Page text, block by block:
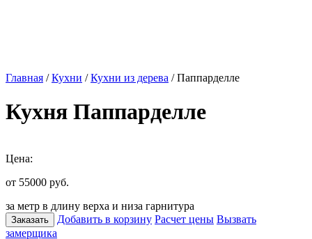
Главная /Кухни /Кухни из дерева / Паппарделле
Кухня Паппарделле
Цена:
от 55000 руб.
за метр в длину верха и низа гарнитура
Заказать Добавить в корзину Расчет цены Вызвать
замерщика